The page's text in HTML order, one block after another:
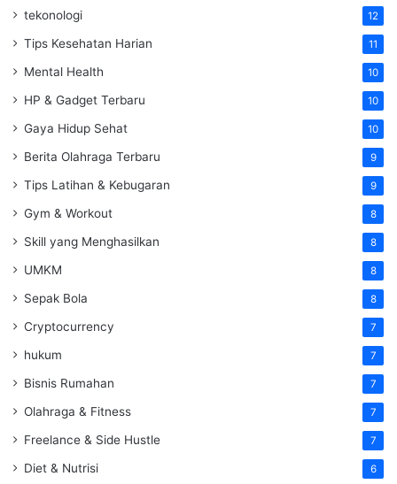
tekonologi 12
Tips Kesehatan Harian 11
Mental Health 10
HP & Gadget Terbaru 10
Gaya Hidup Sehat 10
Berita Olahraga Terbaru 9
Tips Latihan & Kebugaran 9
Gym & Workout 8
Skill yang Menghasilkan 8
UMKM 8
Sepak Bola 8
Cryptocurrency 7
hukum 7
Bisnis Rumahan 7
Olahraga & Fitness 7
Freelance & Side Hustle 7
Diet & Nutrisi 6